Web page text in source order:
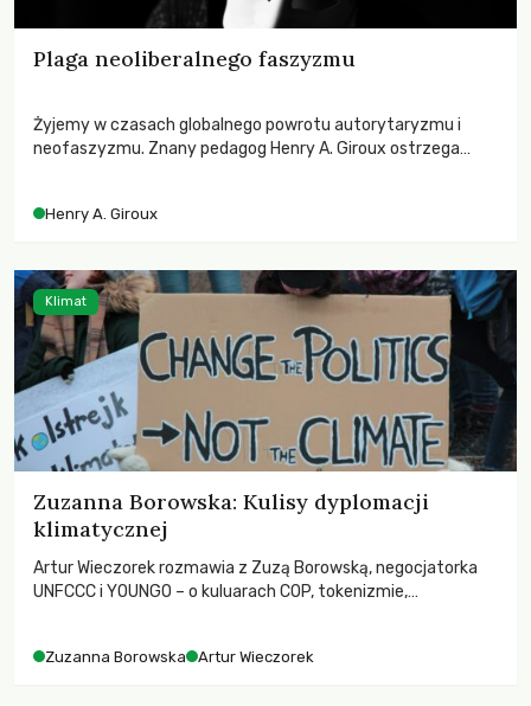
Plaga neoliberalnego faszyzmu
Żyjemy w czasach globalnego powrotu autorytaryzmu i
neofaszyzmu. Znany pedagog Henry A. Giroux ostrzega
wychowają świadomych obywateli?
Henry A. Giroux
Zuzanna Borowska: Kulisy dyplomacji
klimatycznej
Artur Wieczorek rozmawia z Zuzą Borowską, negocjatorka
UNFCCC i YOUNGO – o kuluarach COP, tokenizmie,
Zuzanna Borowska Artur Wieczorek
Klimat